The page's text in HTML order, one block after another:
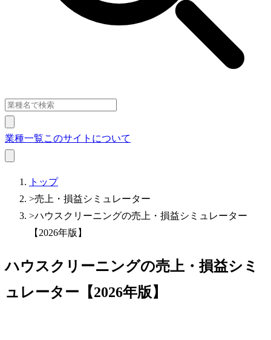
業種一覧このサイトについて
トップ
>売上・損益シミュレーター
>ハウスクリーニングの売上・損益シミュレーター
【2026年版】
ハウスクリーニングの売上・損益シミ
ュレーター【2026年版】